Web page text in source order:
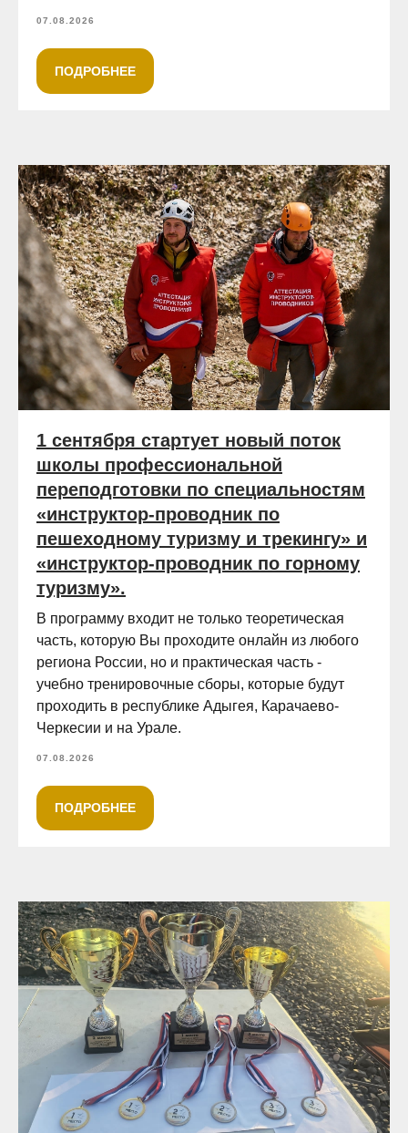
07.08.2026
ПОДРОБНЕЕ
1 сентября стартует новый поток
школы профессиональной
переподготовки по специальностям
«инструктор-проводник по
пешеходному туризму и трекингу» и
«инструктор-проводник по горному
туризму».
В программу входит не только теоретическая
часть, которую Вы проходите онлайн из любого
региона России, но и практическая часть -
учебно тренировочные сборы, которые будут
проходить в республике Адыгея, Карачаево-
Черкесии и на Урале.
07.08.2026
ПОДРОБНЕЕ